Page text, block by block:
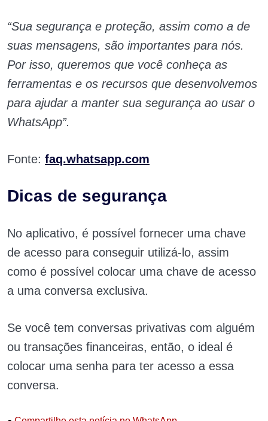
“Sua segurança e proteção, assim como a de
suas mensagens, são importantes para nós.
Por isso, queremos que você conheça as
ferramentas e os recursos que desenvolvemos
para ajudar a manter sua segurança ao usar o
WhatsApp”.
Fonte: faq.whatsapp.com
Dicas de segurança
No aplicativo, é possível fornecer uma chave
de acesso para conseguir utilizá-lo, assim
como é possível colocar uma chave de acesso
a uma conversa exclusiva.
Se você tem conversas privativas com alguém
ou transações financeiras, então, o ideal é
colocar uma senha para ter acesso a essa
conversa.